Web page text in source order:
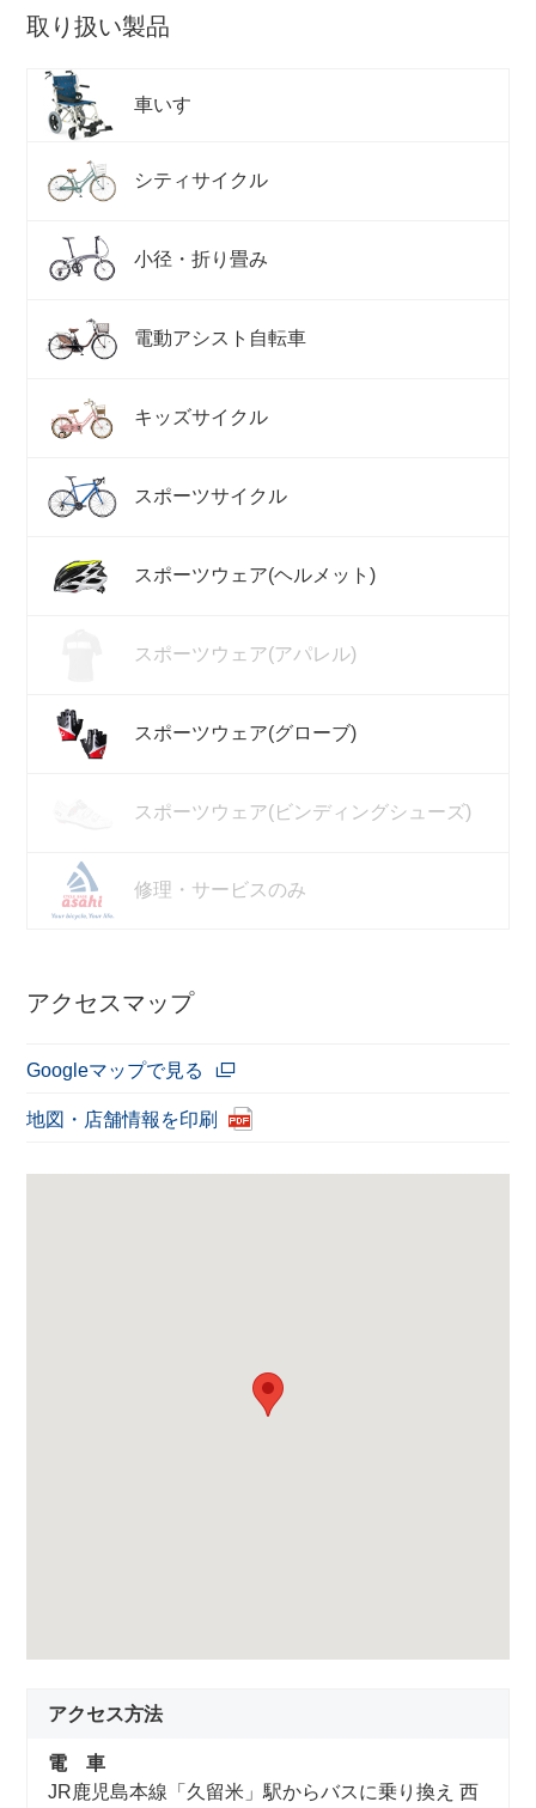
取り扱い製品
車いす
シティサイクル
小径・折り畳み
電動アシスト自転車
キッズサイクル
スポーツサイクル
スポーツウェア(ヘルメット)
スポーツウェア(アパレル)
スポーツウェア(グローブ)
スポーツウェア(ビンディングシューズ)
修理・サービスのみ
アクセスマップ
Googleマップで見る
地図・店舗情報を印刷
アクセス方法
電 車
JR鹿児島本線「久留米」駅からバスに乗り換え 西